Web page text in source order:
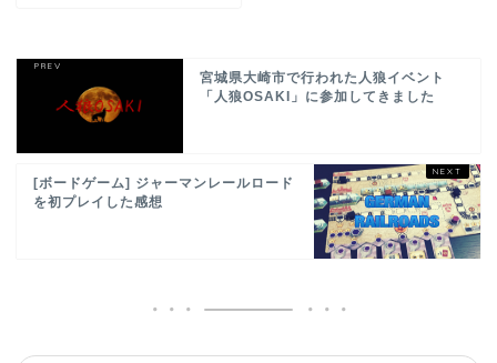
宮城県大崎市で行われた人狼イベント
「人狼OSAKI」に参加してきました
[ボードゲーム] ジャーマンレールロード
を初プレイした感想